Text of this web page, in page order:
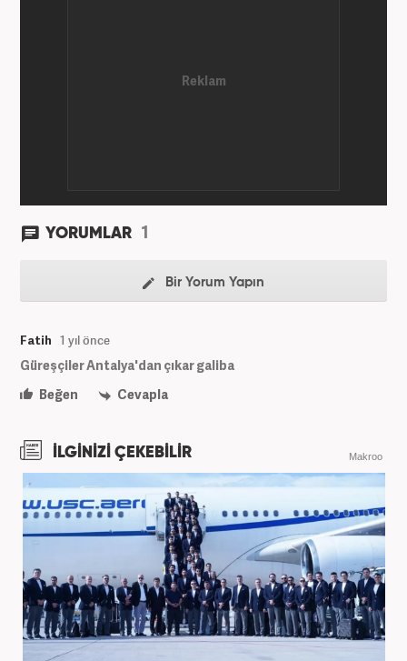
YORUMLAR 1
Bir Yorum Yapın
Fatih 1 yıl önce
Güreşçiler Antalya'dan çıkar galiba
Beğen
Cevapla
İLGİNİZİ ÇEKEBİLİR Makroo